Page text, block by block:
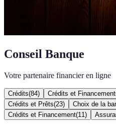
Conseil Banque
Votre partenaire financier en ligne
Crédits(84) Crédits et
Crédits et Prêts(23) Choix de la
Crédits et Financement(11 )